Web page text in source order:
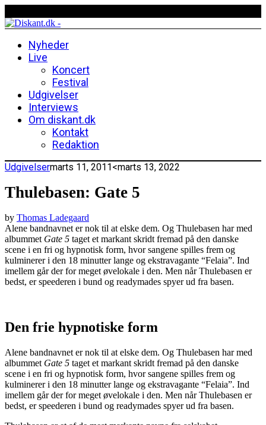
Nyheder
Live
Koncert
Festival
Udgivelser
Interviews
Om diskant.dk
Kontakt
Redaktion
Udgivelsermarts 11, 2011<marts 13, 2022
Thulebasen: Gate 5
by Thomas Ladegaard
Alene bandnavnet er nok til at elske dem. Og Thulebasen har med
albummet Gate 5 taget et markant skridt fremad på den danske
scene i en fri og hypnotisk form, hvor sangene spilles frem og
kulminerer i den 18 minutter lange og ekstravagante “Felaia”. Ind
imellem går der for meget øvelokale i den. Men når Thulebasen er
bedst, er speederen i bund og readymades spyer ud fra basen.
Den frie hypnotiske form
Alene bandnavnet er nok til at elske dem. Og Thulebasen har med
albummet Gate 5 taget et markant skridt fremad på den danske
scene i en fri og hypnotisk form, hvor sangene spilles frem og
kulminerer i den 18 minutter lange og ekstravagante “Felaia”. Ind
imellem går der for meget øvelokale i den. Men når Thulebasen er
bedst, er speederen i bund og readymades spyer ud fra basen.